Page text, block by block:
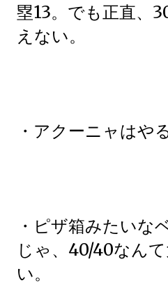
塁13。でも正直、
えない。
・アクーニャはや
・ピザ箱みたいな
じゃ、40/40なん
い。